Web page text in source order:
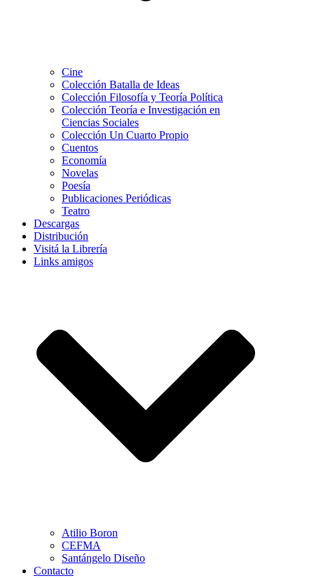
Cine
Colección Batalla de Ideas
Colección Filosofía y Teoría Política
Colección Teoría e Investigación en
Ciencias Sociales
Colección Un Cuarto Propio
Cuentos
Economía
Novelas
Poesía
Publicaciones Periódicas
Teatro
Descargas
Distribución
Visitá la Librería
Links amigos
Atilio Boron
CEFMA
Santángelo Diseño
Contacto